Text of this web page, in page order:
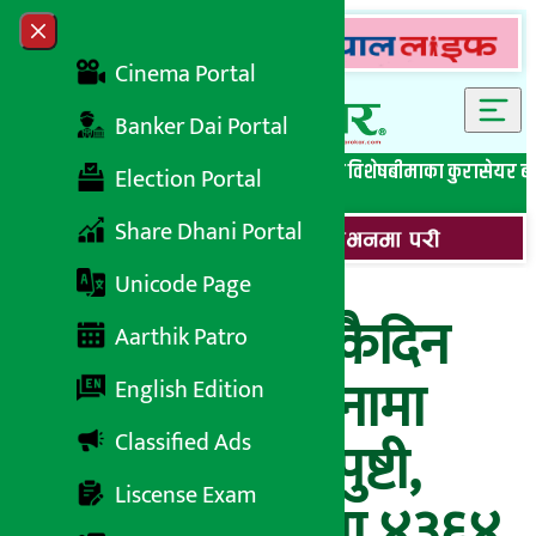
Skip to content
Close menu
Cinema Portal
Banker Dai Portal
Election Portal
Share Dhani Portal
Unicode Page
Aarthik Patro
English Edition
Classified Ads
Liscense Exam
सबै समाचारबेथिति मुर्दाबादबैंकिङ विशेष लघुवित्त विशेषबीमाका कुरासेयर
BREAKING : एकैदिन
थप २ सय ७९ जनामा
कोरोना संक्रमण पुष्टी,